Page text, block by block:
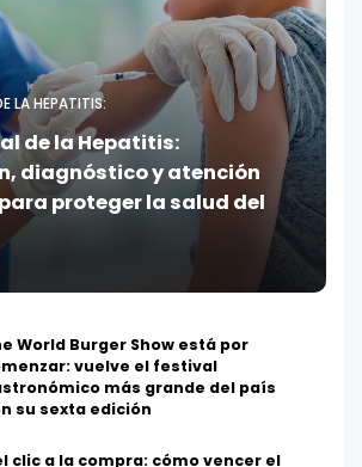
LA HEPATITIS:
de la Hepatitis:
diagnóstico y atención
proteger la salud del
World Burger Show está por
vuelve el festival
más grande del país
su sexta edición
clic a la compra: cómo vencer el